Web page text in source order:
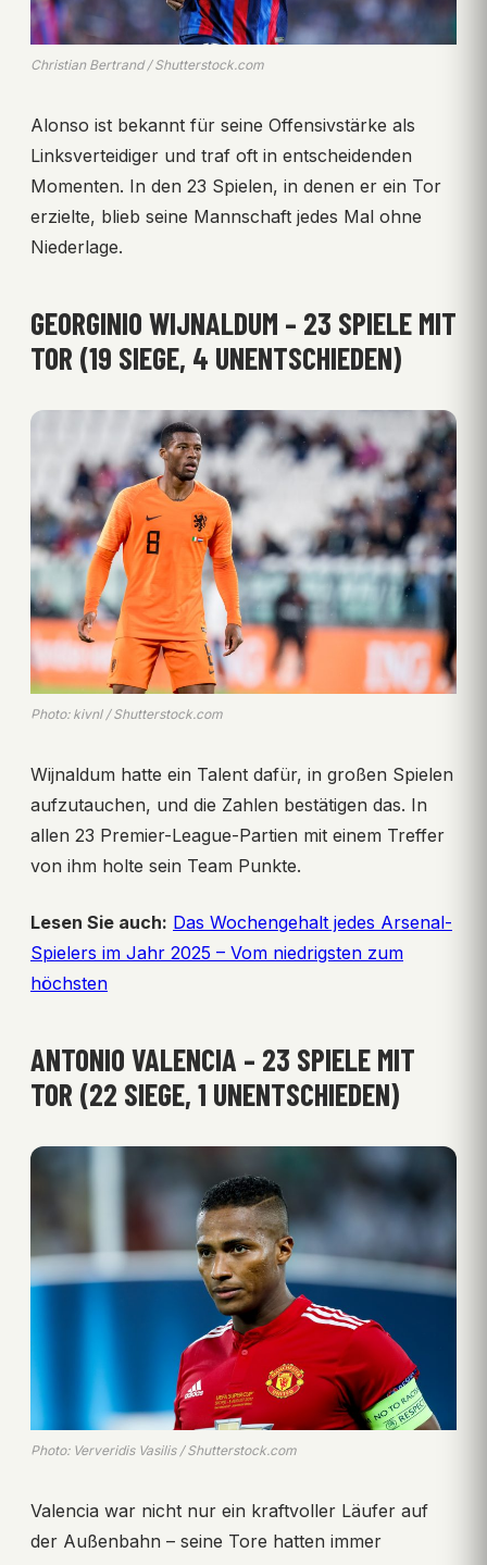
Christian Bertrand / Shutterstock.com
Alonso ist bekannt für seine Offensivstärke als
Linksverteidiger und traf oft in entscheidenden
Momenten. In den 23 Spielen, in denen er ein Tor
erzielte, blieb seine Mannschaft jedes Mal ohne
Niederlage.
GEORGINIO WIJNALDUM – 23 SPIELE MIT
TOR (19 SIEGE, 4 UNENTSCHIEDEN)
Photo: kivnl / Shutterstock.com
Wijnaldum hatte ein Talent dafür, in großen Spielen
aufzutauchen, und die Zahlen bestätigen das. In
allen 23 Premier-League-Partien mit einem Treffer
von ihm holte sein Team Punkte.
Lesen Sie auch: Das Wochengehalt jedes Arsenal-
Spielers im Jahr 2025 – Vom niedrigsten zum
höchsten
ANTONIO VALENCIA – 23 SPIELE MIT
TOR (22 SIEGE, 1 UNENTSCHIEDEN)
Photo: Ververidis Vasilis / Shutterstock.com
Valencia war nicht nur ein kraftvoller Läufer auf
der Außenbahn – seine Tore hatten immer